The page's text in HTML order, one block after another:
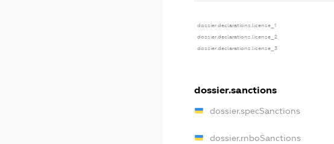
dossier.declarations.license_1
dossier.declarations.license_2
dossier.declarations.license_3
dossier.sanctions
dossier.specSanctions
dossier.rnboSanctions